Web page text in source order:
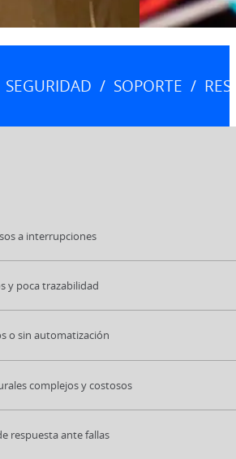
SEGURIDAD / SOPORTE /
a interrupciones
y poca trazabilidad
o sin automatización
complejos y costosos
respuesta ante fallas